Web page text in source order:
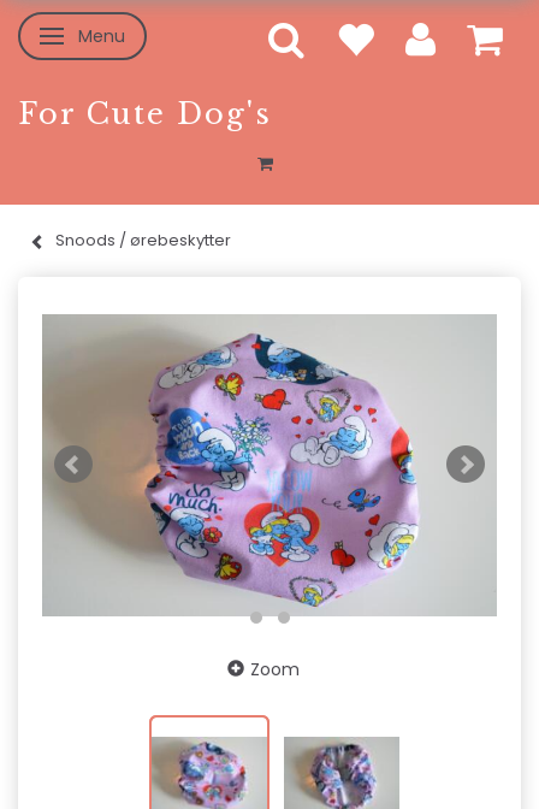
Skifte navigation
Menu
For Cute Dog's
Snoods / ørebeskytter
Zoom